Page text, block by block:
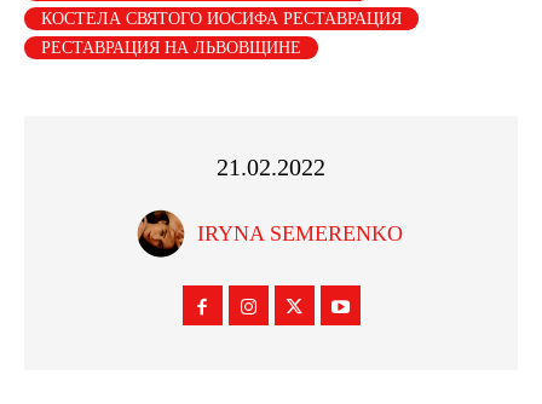
КОСТЕЛА СВЯТОГО ИОСИФА РЕСТАВРАЦИЯ
РЕСТАВРАЦИЯ НА ЛЬВОВЩИНЕ
21.02.2022
IRYNA SEMERENKO